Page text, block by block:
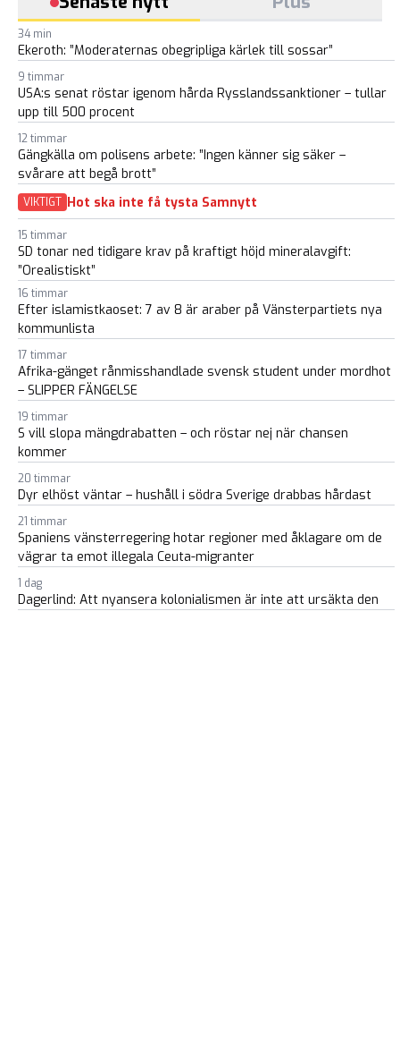
34 min
Ekeroth: ”Moderaternas obegripliga kärlek till sossar”
9 timmar
USA:s senat röstar igenom hårda Rysslandssanktioner – tullar
upp till 500 procent
12 timmar
Gängkälla om polisens arbete: ”Ingen känner sig säker –
svårare att begå brott”
VIKTIGT Hot ska inte få tysta Samnytt
15 timmar
SD tonar ned tidigare krav på kraftigt höjd mineralavgift:
”Orealistiskt”
16 timmar
Efter islamistkaoset: 7 av 8 är araber på Vänsterpartiets nya
kommunlista
17 timmar
Afrika-gänget rånmisshandlade svensk student under mordhot
– SLIPPER FÄNGELSE
19 timmar
S vill slopa mängdrabatten – och röstar nej när chansen
kommer
20 timmar
Dyr elhöst väntar – hushåll i södra Sverige drabbas hårdast
21 timmar
Spaniens vänsterregering hotar regioner med åklagare om de
vägrar ta emot illegala Ceuta-migranter
1 dag
Dagerlind: Att nyansera kolonialismen är inte att ursäkta den